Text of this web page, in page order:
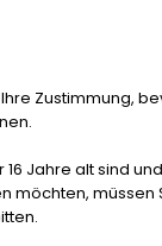
von
in derselben
einer
Numbers-
aus Maranello
Zustimmung,
16 Jahre alt sind
möchten, müssen